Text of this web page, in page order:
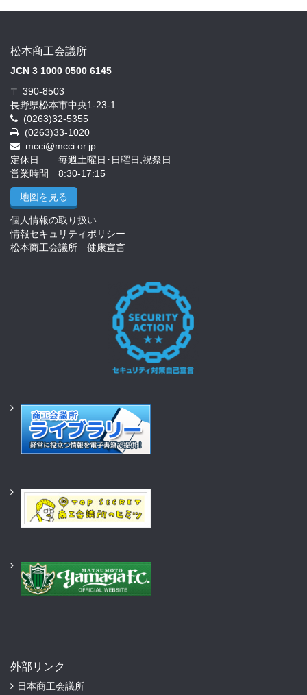
松本商工会議所
JCN 3 1000 0500 6145
〒 390-8503
長野県松本市中央1-23-1
(0263)32-5355
(0263)33-1020
mcci@mcci.or.jp
定休日 毎週土曜日･日曜日,祝祭日
営業時間 8:30-17:15
地図を見る
個人情報の取り扱い
情報セキュリティポリシー
松本商工会議所 健康宣言
外部リンク
日本商工会議所